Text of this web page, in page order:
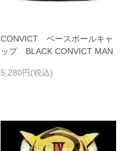
CONVICT ベースボールキャ
ップ BLACK CONVICT MAN
5,280円(税込)